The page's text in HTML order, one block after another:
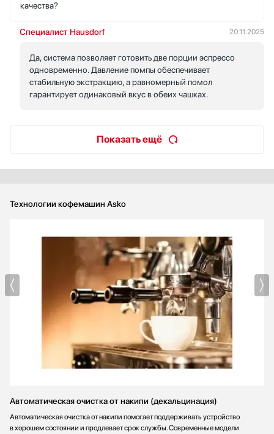
качества?
Специалист Hausdorf 20.11.2025
Да, система позволяет готовить две порции эспрессо
одновременно. Давление помпы обеспечивает
стабильную экстракцию, а равномерный помол
гарантирует одинаковый вкус в обеих чашках.
Показать ещё
Технологии кофемашин Asko
Автоматическая очистка от накипи (декальцинация)
Автоматическая очистка от накипи помогает поддерживать устройство
в хорошем состоянии и продлевает срок службы. Современные модели